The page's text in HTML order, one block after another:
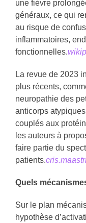
une fièvre
généraux, ce qui
au risque de
inflammatoires,
fonctionnelles.
La revue de 2023
plus récents,
neuropathie des
anticorps
couplés aux
les auteurs à
faire partie du
patients.
Quels
Sur le plan
hypothèse